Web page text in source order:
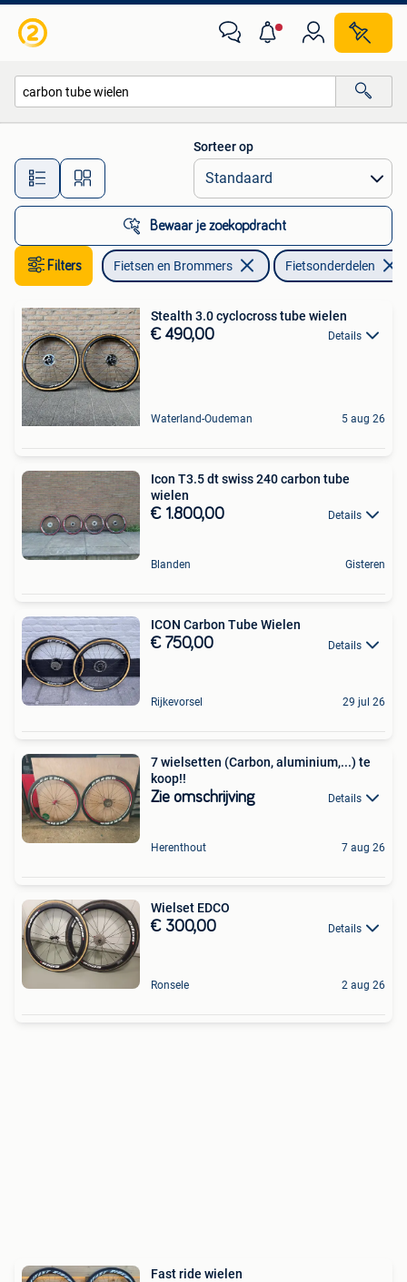
Alle afstanden…
Sorteer op
Bewaar je zoekopdracht
Filters Fietsen en Brommers Fietsonderdelen
Stealth 3.0 cyclocross tube wielen
€ 490,00 Details
Waterland-Oudeman 5 aug 26
Icon T3.5 dt swiss 240 carbon tube
wielen
€ 1.800,00 Details
Blanden Gisteren
ICON Carbon Tube Wielen
€ 750,00 Details
Rijkevorsel 29 jul 26
7 wielsetten (Carbon, aluminium,...) te
koop!!
Zie omschrijving Details
Herenthout 7 aug 26
Wielset EDCO
€ 300,00 Details
Ronsele 2 aug 26
Fast ride wielen